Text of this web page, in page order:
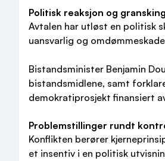
Politisk reaksjon og
Avtalen har utløst en politisk
uansvarlig og
Bistandsminister Benjamin
bistandsmidlene, samt
demokratiprosjekt finansiert
Problemstillinger rundt
Konflikten berører
et insentiv i en politisk